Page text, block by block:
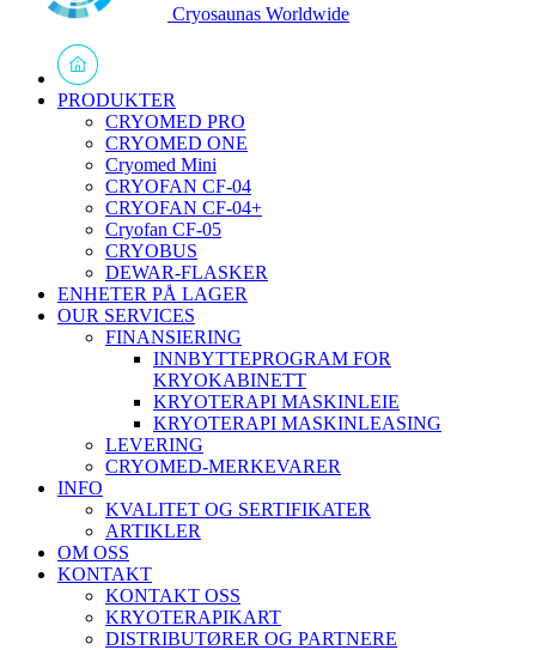
Cryosaunas Worldwide
PRODUKTER
CRYOMED PRO
CRYOMED ONE
Cryomed Mini
CRYOFAN CF-04
CRYOFAN CF-04+
Cryofan CF-05
CRYOBUS
DEWAR-FLASKER
ENHETER PÅ LAGER
OUR SERVICES
FINANSIERING
INNBYTTEPROGRAM FOR
KRYOKABINETT
KRYOTERAPI MASKINLEIE
KRYOTERAPI MASKINLEASING
LEVERING
CRYOMED-MERKEVARER
INFO
KVALITET OG SERTIFIKATER
ARTIKLER
OM OSS
KONTAKT
KONTAKT OSS
KRYOTERAPIKART
DISTRIBUTØRER OG PARTNERE